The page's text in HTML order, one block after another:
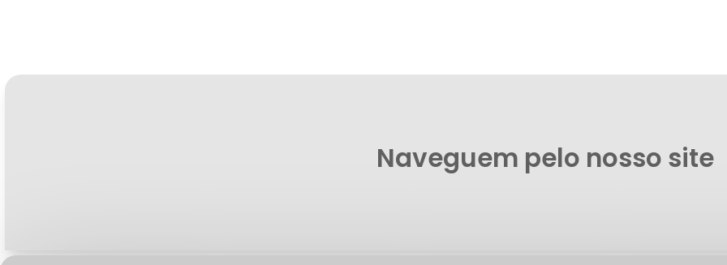
Naveguem pelo nosso site